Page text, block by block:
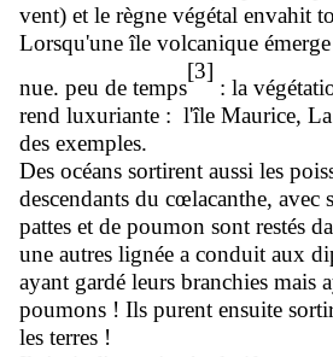
vent) et le règne végétal envahit
Lorsqu'une île volcanique
nue. peu de temps
[3]
: la
rend luxuriante : l'île Maurice,
des exemples.
Des océans sortirent aussi les
descendants du cœlacanthe, avec
pattes et de poumon sont restés
une autres lignée a conduit aux
ayant gardé leurs branchies mais
poumons ! Ils purent ensuite
les terres !